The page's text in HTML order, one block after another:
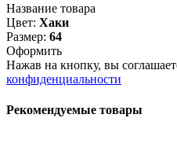
Название товара
Цвет: Хаки
Размер: 64
Оформить
Нажав на кнопку, вы
конфиденциальности
Рекомендуемые товары